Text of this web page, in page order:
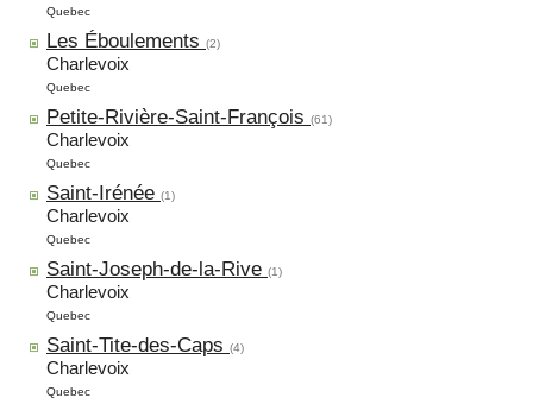
Quebec
Les Éboulements (2)
Charlevoix
Quebec
Petite-Rivière-Saint-François (61)
Charlevoix
Quebec
Saint-Irénée (1)
Charlevoix
Quebec
Saint-Joseph-de-la-Rive (1)
Charlevoix
Quebec
Saint-Tite-des-Caps (4)
Charlevoix
Quebec